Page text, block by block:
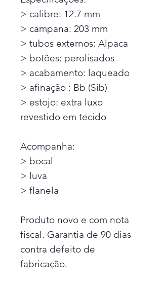
> calibre: 12.7 mm
> campana: 203 mm
> tubos externos: Alpaca
> botões: perolisados
> acabamento: laqueado
> afinação : Bb (Sib)
> estojo: extra luxo
revestido em tecido
Acompanha:
> bocal
> luva
> flanela
Produto novo e com nota
fiscal. Garantia de 90 dias
contra defeito de
fabricação.